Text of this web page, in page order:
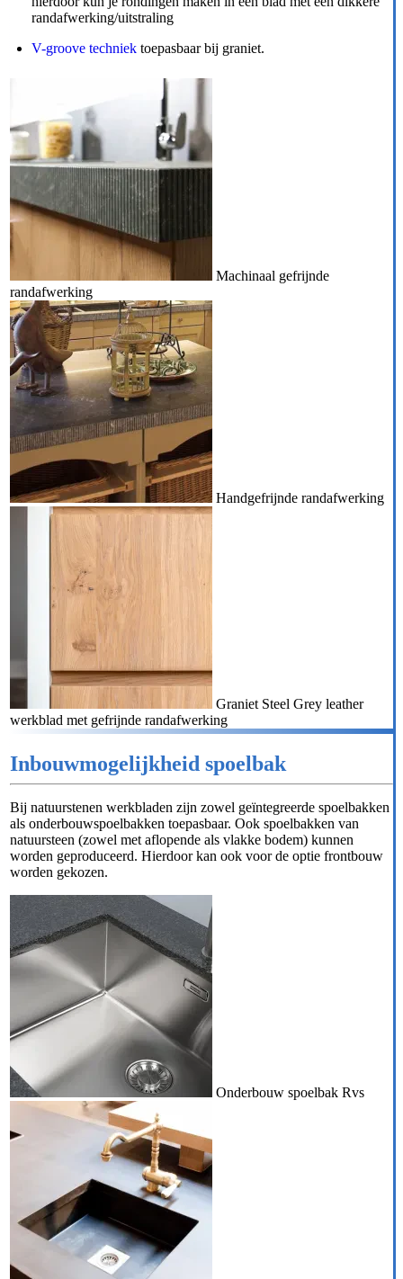
randafwerking/uitstraling
V-groove techniek toepasbaar bij graniet.
Machinaal gefrijnde
randafwerking
Handgefrijnde randafwerking
Graniet Steel Grey leather
werkblad met gefrijnde randafwerking
Inbouwmogelijkheid spoelbak
Bij natuurstenen werkbladen zijn zowel geïntegreerde spoelbakken
als onderbouwspoelbakken toepasbaar. Ook spoelbakken van
natuursteen (zowel met aflopende als vlakke bodem) kunnen
worden geproduceerd. Hierdoor kan ook voor de optie frontbouw
worden gekozen.
Onderbouw spoelbak Rvs